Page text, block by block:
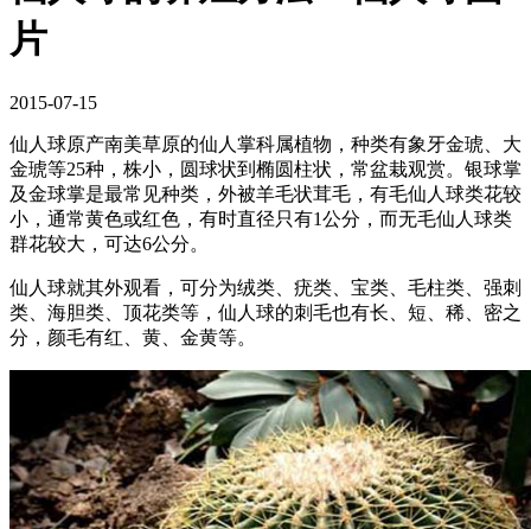
片
2015-07-15
仙人球原产南美草原的仙人掌科属植物，种类有象牙金琥、大
金琥等25种，株小，圆球状到椭圆柱状，常盆栽观赏。银球掌
及金球掌是最常见种类，外被羊毛状茸毛，有毛仙人球类花较
小，通常黄色或红色，有时直径只有1公分，而无毛仙人球类
群花较大，可达6公分。
仙人球就其外观看，可分为绒类、疣类、宝类、毛柱类、强刺
类、海胆类、顶花类等，仙人球的刺毛也有长、短、稀、密之
分，颜毛有红、黄、金黄等。